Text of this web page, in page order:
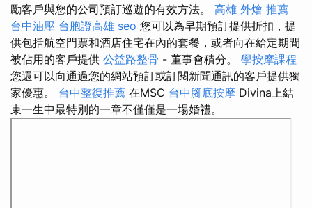
勵客戶與您的公司預訂巡遊的有效方法。 高雄 外燴 推薦
台中油壓 台胞證高雄 seo 您可以為早期預訂提供折扣，提
供包括航空門票和酒店住宅在內的套餐，或者向在給定期間
被佔用的客戶提供 公益路整骨 - 董事會積分。 學按摩課程
您還可以向通過您的網站預訂或訂閱新聞通訊的客戶提供獨
家優惠。 台中整復推薦 在MSC 台中腳底按摩 Divina上結
束一生中最特別的一章不僅僅是一場婚禮。